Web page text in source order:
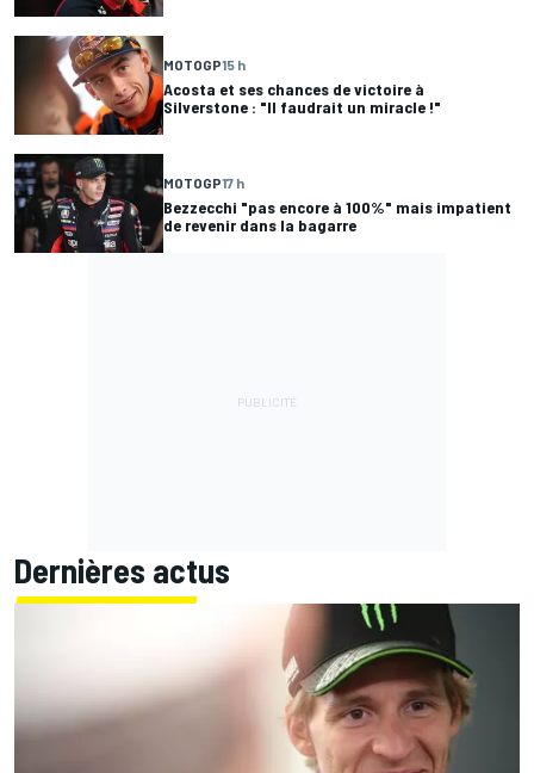
MOTOGP15 h
Acosta et ses chances de victoire à
Silverstone : "Il faudrait un miracle !"
MOTOGP17 h
Bezzecchi "pas encore à 100%" mais impatient
de revenir dans la bagarre
Dernières actus